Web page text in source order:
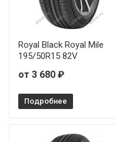
Royal Black Royal Mile
195/50R15 82V
от 3 680 ₽
Подробнее